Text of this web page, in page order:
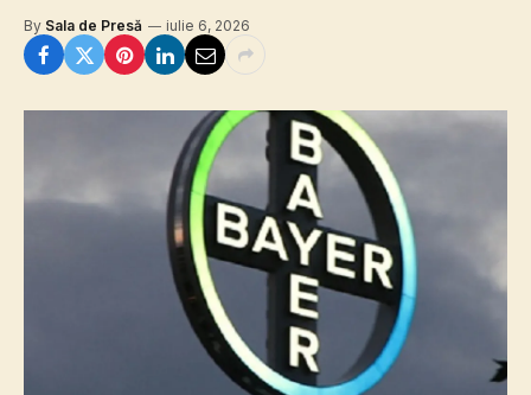
By Sala de Presă iulie 6, 2026